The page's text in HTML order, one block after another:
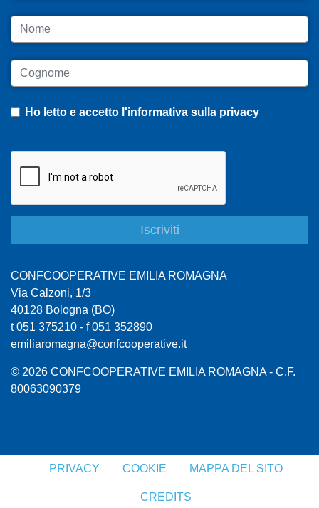
Nome
Cognome
Ho letto e accetto l'informativa sulla privacy
CONFCOOPERATIVE EMILIA ROMAGNA
Via Calzoni, 1/3
40128 Bologna (BO)
t 051 375210 - f 051 352890
emiliaromagna@confcooperative.it
© 2026 CONFCOOPERATIVE EMILIA ROMAGNA - C.F.
80063090379
PRIVACY COOKIE MAPPA DEL SITO
CREDITS